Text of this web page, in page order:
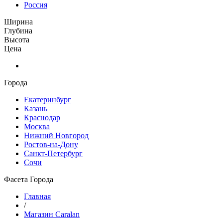
Россия
Ширина
Глубина
Высота
Цена
Города
Екатеринбург
Казань
Краснодар
Москва
Нижний Новгород
Ростов-на-Дону
Санкт-Петербург
Сочи
Фасета Города
Главная
/
Магазин Caralan